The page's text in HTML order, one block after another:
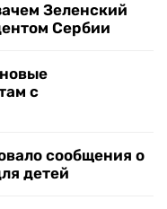
Зеленский
Сербии
с
сообщения о
детей